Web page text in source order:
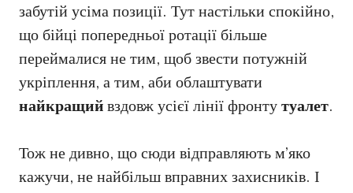
забутій усіма позиції. Тут настільки спокійно,
що бійці попередньої ротації більше
переймалися не тим, щоб звести потужній
укріплення, а тим, аби облаштувати
найкращийвздовж усієї лінії фронтутуалет.
Тож не дивно, що сюди відправляють м’яко
кажучи, не найбільш вправних захисників. І